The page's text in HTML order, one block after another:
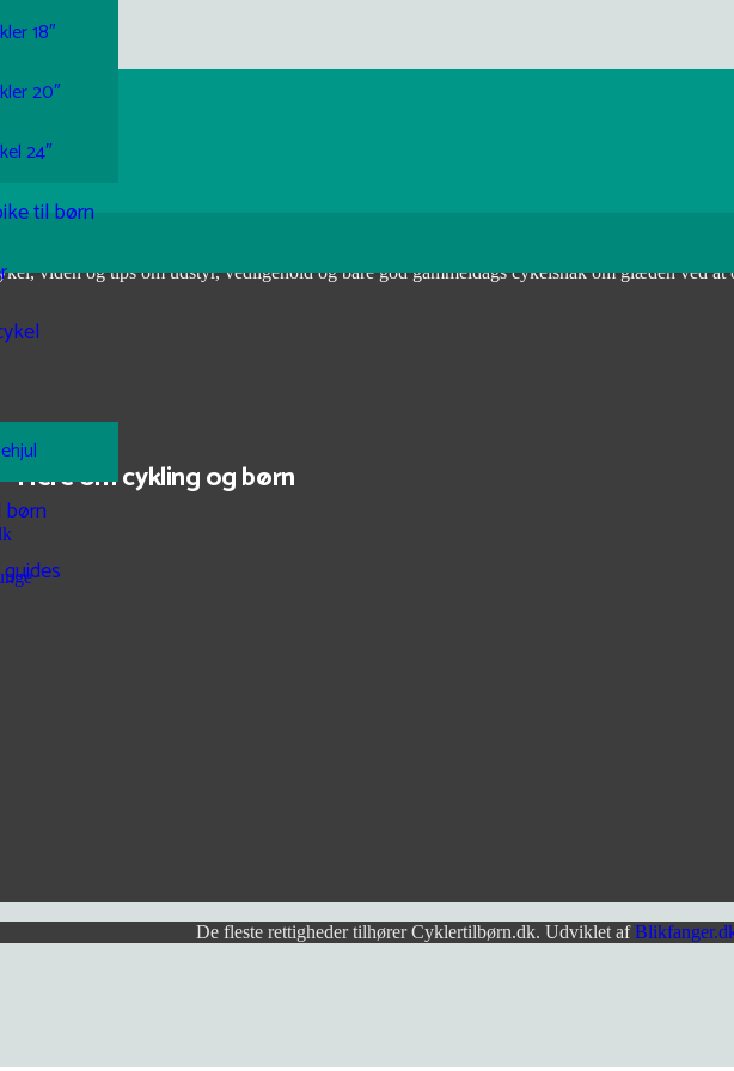
18″
20″
24″
til børn
viden og tips om udstyr, vedligehold og bare god gammeldags cykelsnak om glæden ved
Mere om cykling og børn
De fleste rettigheder tilhører Cyklertilbørn.dk. Udviklet af